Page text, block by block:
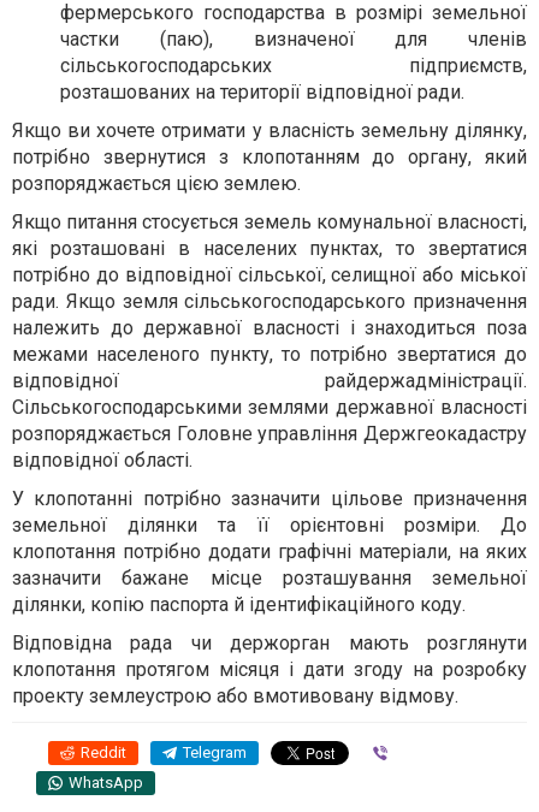
фермерського господарства в розмірі земельної
частки (паю), визначеної для членів
сільськогосподарських підприємств,
розташованих на території відповідної ради.
Якщо ви хочете отримати у власність земельну ділянку,
потрібно звернутися з клопотанням до органу, який
розпоряджається цією землею.
Якщо питання стосується земель комунальної власності,
які розташовані в населених пунктах, то звертатися
потрібно до відповідної сільської, селищної або міської
ради. Якщо земля сільськогосподарського призначення
належить до державної власності і знаходиться поза
межами населеного пункту, то потрібно звертатися до
відповідної райдержадміністрації.
Сільськогосподарськими землями державної власності
розпоряджається Головне управління Держгеокадастру
відповідної області.
У клопотанні потрібно зазначити цільове призначення
земельної ділянки та її орієнтовні розміри. До
клопотання потрібно додати графічні матеріали, на яких
зазначити бажане місце розташування земельної
ділянки, копію паспорта й ідентифікаційного коду.
Відповідна рада чи держорган мають розглянути
клопотання протягом місяця і дати згоду на розробку
проекту землеустрою або вмотивовану відмову.
Reddit Telegram
WhatsApp